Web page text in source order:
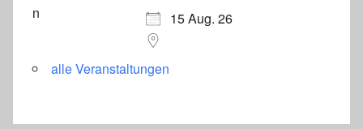
15 Aug. 26
alle Veranstaltungen